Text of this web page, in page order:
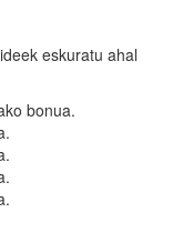
eskuratu ahal
bonua.